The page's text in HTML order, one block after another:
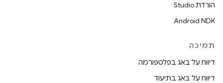
הורדת Studio
Android NDK
תמיכה
דיווח על באג בפלטפורמה
דיווח על באג בתיעוד